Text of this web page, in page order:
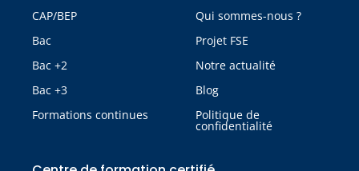
CAP/BEP
Bac
Bac +2
Bac +3
Formations continues
Qui sommes-nous ?
Projet FSE
Notre actualité
Blog
Politique de
confidentialité